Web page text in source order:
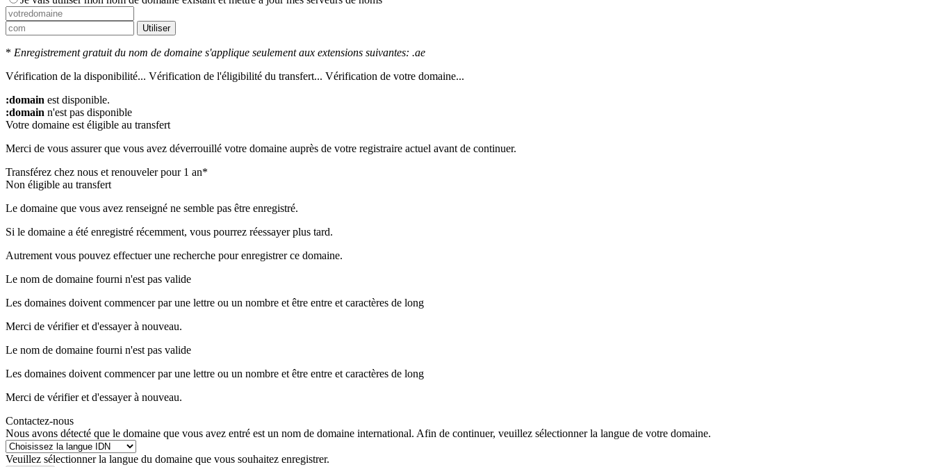
Utiliser
* Enregistrement gratuit du nom de domaine s'applique seulement aux extensions suivantes: .ae
Vérification de la disponibilité... Vérification de l'éligibilité du transfert... Vérification de votre domaine...
:domain est disponible.
:domain n'est pas disponible
Votre domaine est éligible au transfert
Merci de vous assurer que vous avez déverrouillé votre domaine auprès de votre registraire actuel avant de continuer.
Transférez chez nous et renouveler pour 1 an*
Non éligible au transfert
Le domaine que vous avez renseigné ne semble pas être enregistré.
Si le domaine a été enregistré récemment, vous pourrez réessayer plus tard.
Autrement vous pouvez effectuer une recherche pour enregistrer ce domaine.
Le nom de domaine fourni n'est pas valide
Les domaines doivent commencer par une lettre ou un nombre et être entre etcaractères de long
Merci de vérifier et d'essayer à nouveau.
Le nom de domaine fourni n'est pas valide
Les domaines doivent commencer par une lettre ou un nombre et être entre etcaractères de long
Merci de vérifier et d'essayer à nouveau.
Contactez-nous
Nous avons détecté que le domaine que vous avez entré est un nom de domaine international. Afin de continuer, veuillez sélectionner la langue de votre domaine.
Veuillez sélectionner la langue du domaine que vous souhaitez enregistrer.